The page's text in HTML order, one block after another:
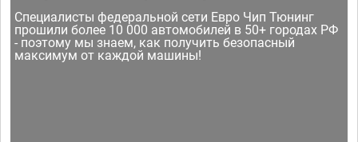
Специалисты федеральной сети Евро Чип Тюнинг
прошили более 10 000 автомобилей в 50+ городах РФ
- поэтому мы знаем, как получить безопасный
максимум от каждой машины!